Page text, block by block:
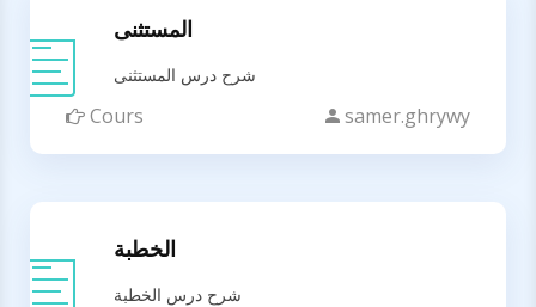
المستثنى
شرح درس المستثنى
Cours samer.ghrywy
الخطبة
شرح درس الخطبة